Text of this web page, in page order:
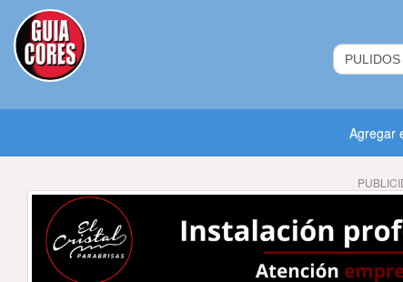
Agregar